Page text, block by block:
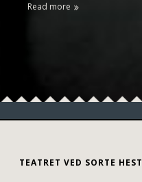
Read more
TEATRET VED SORTE HEST